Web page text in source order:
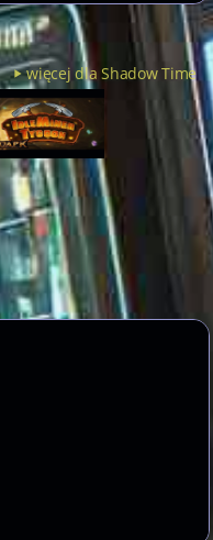
więcej dla Shadow Time